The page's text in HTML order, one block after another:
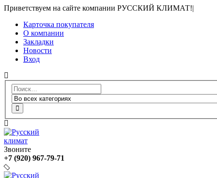
Приветствуем на сайте компании РУССКИЙ КЛИМАТ!|
Карточка покупателя
О компании
Закладки
Новости
Вход
Звоните
+7 (920) 967-79-71